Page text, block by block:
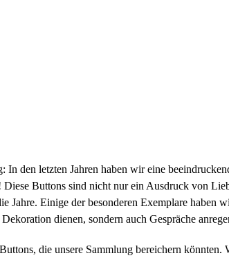
In den letzten Jahren haben wir eine
Buttons sind nicht nur ein Ausdruck von
Jahre. Einige der besonderen Exemplare haben
dienen, sondern auch Gespräche
die unsere Sammlung bereichern könnten.